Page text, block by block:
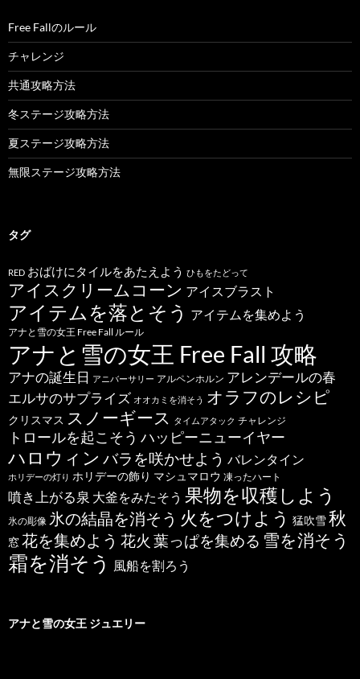
Free Fallのルール
チャレンジ
共通攻略方法
冬ステージ攻略方法
夏ステージ攻略方法
無限ステージ攻略方法
タグ
RED おばけにタイルをあたえよう ひもをたどって
アイスクリームコーン アイスブラスト
アイテムを落とそう アイテムを集めよう
アナと雪の女王 Free Fall ルール
アナと雪の女王 Free Fall 攻略
アナの誕生日 アニバーサリー アルペンホルン アレンデールの春
エルサのサプライズ オオカミを消そう オラフのレシピ
クリスマス スノーギース タイムアタック チャレンジ
トロールを起こそう ハッピーニューイヤー
ハロウィン バラを咲かせよう バレンタイン
ホリデーの灯り ホリデーの飾り マシュマロウ 凍ったハート
噴き上がる泉 大釜をみたそう 果物を収穫しよう
氷の彫像 氷の結晶を消そう 火をつけよう 猛吹雪秋
窓花を集めよう 花火 葉っぱを集める 雪を消そう
霜を消そう 風船を割ろう
アナと雪の女王 ジュエリー